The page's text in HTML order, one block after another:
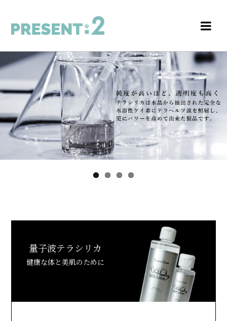
量子波テラシリカ
健康な体と美肌のために